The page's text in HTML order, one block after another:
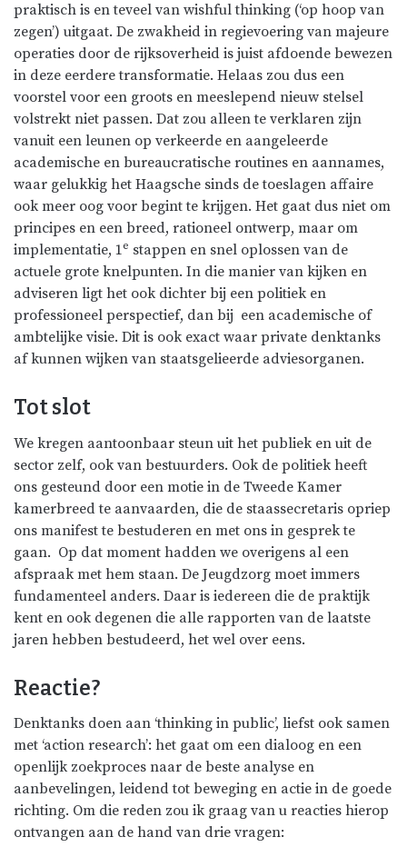
praktisch is en teveel van wishful thinking (‘op hoop van
zegen’) uitgaat. De zwakheid in regievoering van majeure
operaties door de rijksoverheid is juist afdoende bewezen
in deze eerdere transformatie. Helaas zou dus een
voorstel voor een groots en meeslepend nieuw stelsel
volstrekt niet passen. Dat zou alleen te verklaren zijn
vanuit een leunen op verkeerde en aangeleerde
academische en bureaucratische routines en aannames,
waar gelukkig het Haagsche sinds de toeslagen affaire
ook meer oog voor begint te krijgen. Het gaat dus niet om
principes en een breed, rationeel ontwerp, maar om
implementatie, 1e stappen en snel oplossen van de
actuele grote knelpunten. In die manier van kijken en
adviseren ligt het ook dichter bij een politiek en
professioneel perspectief, dan bij een academische of
ambtelijke visie. Dit is ook exact waar private denktanks
af kunnen wijken van staatsgelieerde adviesorganen.
Tot slot
We kregen aantoonbaar steun uit het publiek en uit de
sector zelf, ook van bestuurders. Ook de politiek heeft
ons gesteund door een motie in de Tweede Kamer
kamerbreed te aanvaarden, die de staassecretaris opriep
ons manifest te bestuderen en met ons in gesprek te
gaan. Op dat moment hadden we overigens al een
afspraak met hem staan. De Jeugdzorg moet immers
fundamenteel anders. Daar is iedereen die de praktijk
kent en ook degenen die alle rapporten van de laatste
jaren hebben bestudeerd, het wel over eens.
Reactie?
Denktanks doen aan ‘thinking in public’, liefst ook samen
met ‘action research’: het gaat om een dialoog en een
openlijk zoekproces naar de beste analyse en
aanbevelingen, leidend tot beweging en actie in de goede
richting. Om die reden zou ik graag van u reacties hierop
ontvangen aan de hand van drie vragen: